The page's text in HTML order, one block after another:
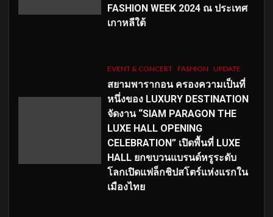
FASHION WEEK 2024 ณ ประเทศ
เกาหลีใต้
EVENT & CONCERT FASHION UPDATE
สยามพารากอน ครองความเป็นที่
หนึ่งของ LUXURY DESTINATION
จัดงาน “SIAM PARAGON THE
LUXE HALL OPENING
CELEBRATION” เปิดพื้นที่ LUXE
HALL ยกขบวนแบรนด์หรูระดับ
โลกเปิดแฟล็กชิปสโตร์แห่งแรกใน
เมืองไทย